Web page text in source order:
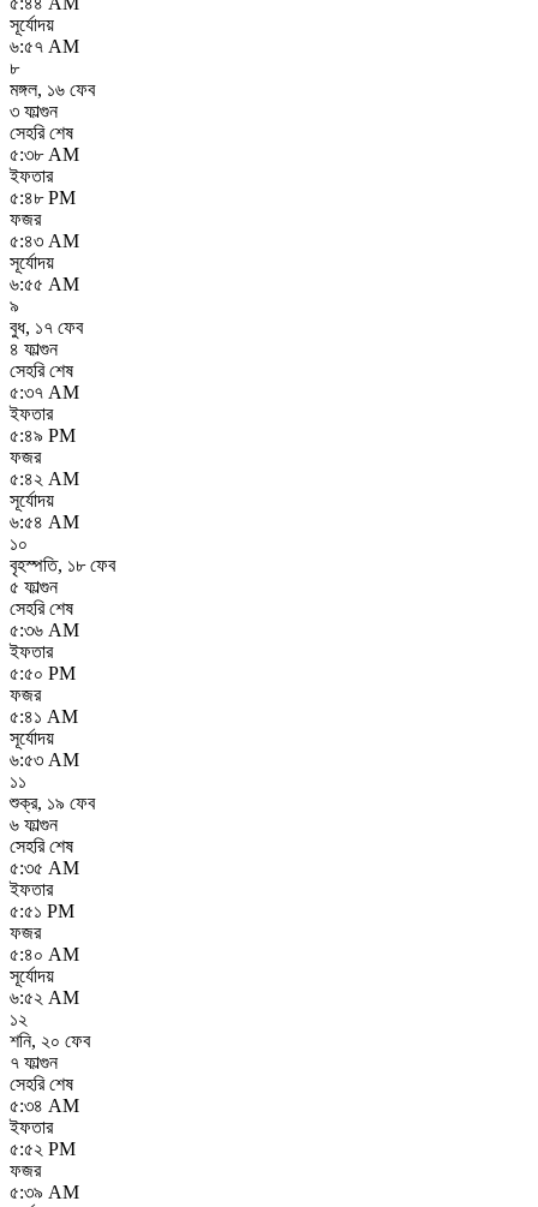
সূর্যোদয়
৬:৫৭ AM
৮
মঙ্গল, ১৬ ফেব
৩ ফাল্গুন
সেহরি শেষ
৫:৩৮ AM
ইফতার
৫:৪৮ PM
ফজর
৫:৪৩ AM
সূর্যোদয়
৬:৫৫ AM
৯
বুধ, ১৭ ফেব
৪ ফাল্গুন
সেহরি শেষ
৫:৩৭ AM
ইফতার
৫:৪৯ PM
ফজর
৫:৪২ AM
সূর্যোদয়
৬:৫৪ AM
১০
বৃহস্পতি, ১৮ ফেব
৫ ফাল্গুন
সেহরি শেষ
৫:৩৬ AM
ইফতার
৫:৫০ PM
ফজর
৫:৪১ AM
সূর্যোদয়
৬:৫৩ AM
১১
শুক্র, ১৯ ফেব
৬ ফাল্গুন
সেহরি শেষ
৫:৩৫ AM
ইফতার
৫:৫১ PM
ফজর
৫:৪০ AM
সূর্যোদয়
৬:৫২ AM
১২
শনি, ২০ ফেব
৭ ফাল্গুন
সেহরি শেষ
৫:৩৪ AM
ইফতার
৫:৫২ PM
ফজর
৫:৩৯ AM